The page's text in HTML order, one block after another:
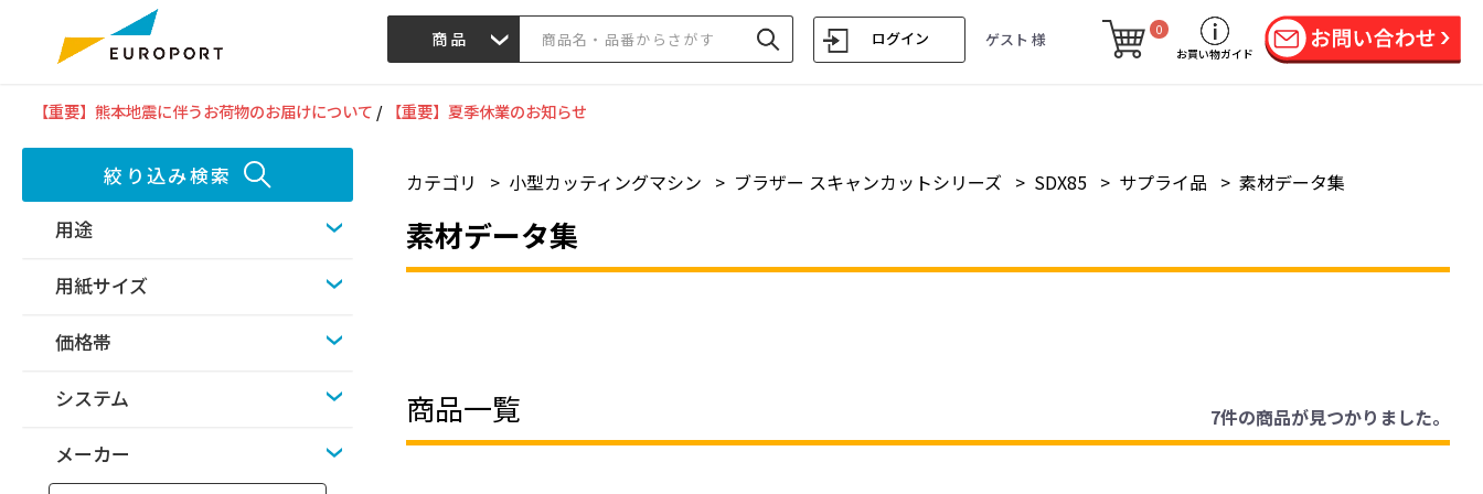
商品 ログイン ゲスト 様
0
お買い物ガイド
【重要】熊本地震に伴うお荷物のお届けについて / 【重要】夏季休業のお知らせ
絞り込み検索
用途
用紙サイズ
価格帯
システム
メーカー
カテゴリ > 小型カッティングマシン > ブラザー スキャンカットシリーズ > SDX85 > サプライ品 > 素材データ集
素材データ集
商品一覧 7件の商品が見つかりました。